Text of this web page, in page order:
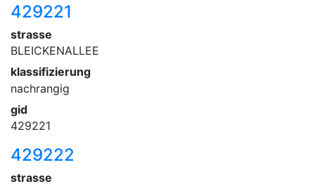
429221
strasse
BLEICKENALLEE
klassifizierung
nachrangig
gid
429221
429222
strasse